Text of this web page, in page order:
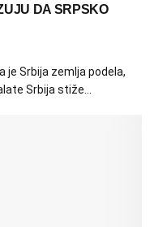
DA SRPSKO
je Srbija zemlja podela,
Srbija stiže...